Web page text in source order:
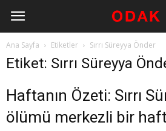
Ana Sayfa Etiketler Sırrı Süreyya Önder
Etiket: Sırrı Süreyya
Haftanın Özeti: Sırrı
ölümü merkezli bir